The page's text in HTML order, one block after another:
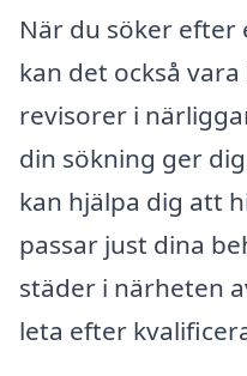
När du söker efter
kan det också
revisorer i
din sökning ger
kan hjälpa dig att
passar just dina
städer i närheten
leta efter